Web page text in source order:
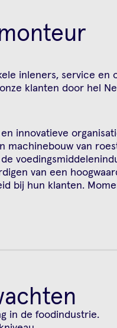
inleners, service en
klanten door hel
innovatieve
van
van een
bij hun klanten.
in de foodindustrie.